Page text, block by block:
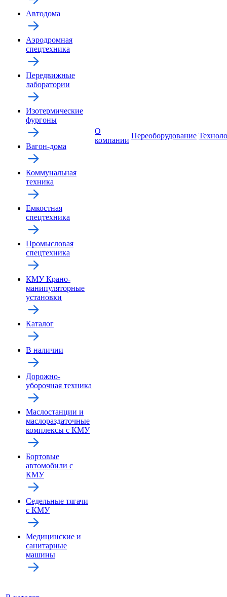
Автодома
Аэродромная
спецтехника
Передвижные
лаборатории
Изотермические
фургоны
Вагон-дома
Коммунальная
техника
Емкостная
спецтехника
Промысловая
спецтехника
КМУ Крано-
манипуляторные
установки
Каталог
В наличии
Дорожно-
уборочная техника
Маслостанции и
маслораздаточные
комплексы с КМУ
Бортовые
автомобили с
КМУ
Седельные тягачи
с КМУ
Медицинские и
санитарные
машины
О
компании
Переоборудование